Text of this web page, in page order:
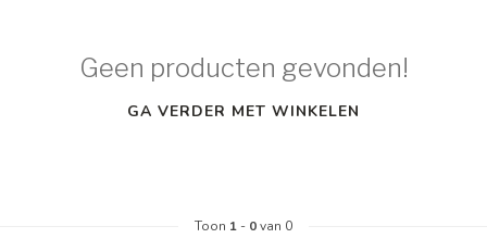
Geen producten gevonden!
GA VERDER MET WINKELEN
Toon 1 - 0van 0